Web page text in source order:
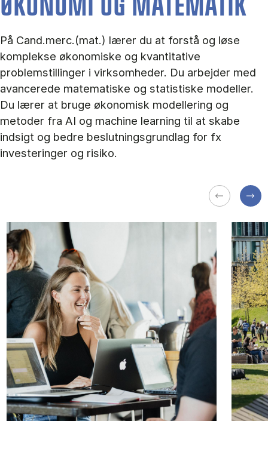
ØKONOMI OG MA­TE­MA­TIK
På Cand.merc.(mat.) lærer du at forstå og løse
komplekse økonomiske og kvantitative
problemstillinger i virksomheder. Du arbejder med
avancerede matematiske og statistiske modeller.
Du lærer at bruge økonomisk modellering og
metoder fra AI og machine learning til at skabe
indsigt og bedre beslutningsgrundlag for fx
investeringer og risiko.